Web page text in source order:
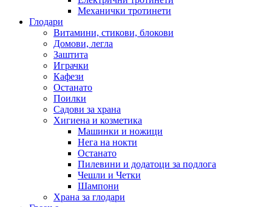
Механички тротинети
Глодари
Витамини, стикови, блокови
Домови, легла
Заштита
Играчки
Кафези
Останато
Поилки
Садови за храна
Хигиена и козметика
Машинки и ножици
Нега на нокти
Останато
Пилевини и додатоци за подлога
Чешли и Четки
Шампони
Храна за глодари